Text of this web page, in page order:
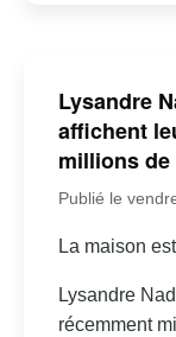
Lysandre
affichent
millions de
Publié le
La maison
Lysandre
récemment